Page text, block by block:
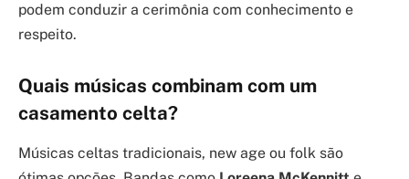
podem conduzir a cerimônia com conhecimento e
respeito.
Quais músicas combinam com um
casamento celta?
Músicas celtas tradicionais, new age ou folk são